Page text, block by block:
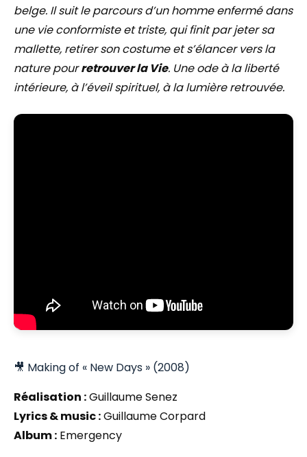
belge. Il suit le parcours d’un homme enfermé dans
une vie conformiste et triste, qui finit par jeter sa
mallette, retirer son costume et s’élancer vers la
nature pourretrouver la Vie. Une ode à la liberté
intérieure, à l’éveil spirituel, à la lumière retrouvée.
🎥 Making of « New Days » (2008)
Réalisation :Guillaume Senez
Lyrics & music :Guillaume Corpard
Album : Emergency